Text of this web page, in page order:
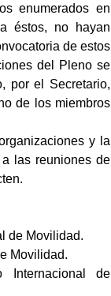
enumerados en
éstos, no hayan
de estos
del Pleno se
por el Secretario,
de los miembros
y la
las reuniones de
de Movilidad.
Movilidad.
Internacional de